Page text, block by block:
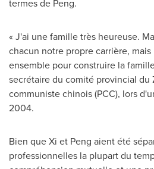
termes de Peng.
« J'ai une famille très heureuse.
chacun notre propre carrière,
ensemble pour construire la
secrétaire du comité provincial du
communiste chinois (PCC), lors
2004.
Bien que Xi et Peng aient été
professionnelles la plupart du